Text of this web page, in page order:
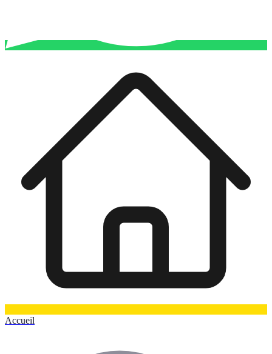
Accueil